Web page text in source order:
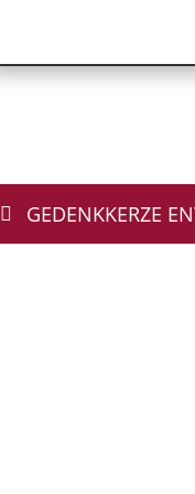
GEDENKKERZE